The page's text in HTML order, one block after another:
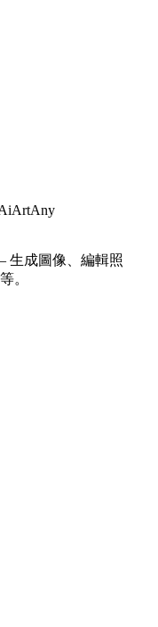
生成圖像、編輯照
。